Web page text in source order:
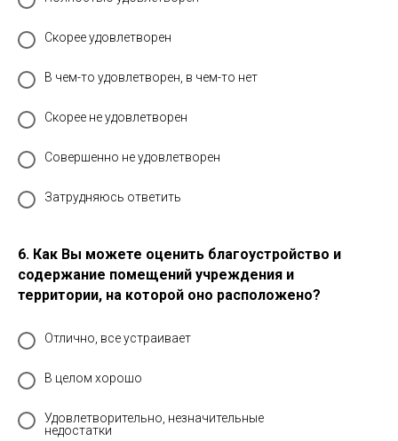
Скорее удовлетворен
В чем-то удовлетворен, в чем-то нет
Скорее не удовлетворен
Совершенно не удовлетворен
Затрудняюсь ответить
6. Как Вы можете оценить благоустройство и
содержание помещений учреждения и
территории, на которой оно расположено?
Отлично, все устраивает
В целом хорошо
Удовлетворительно, незначительные
недостатки